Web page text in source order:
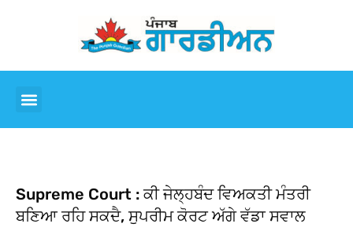
Supreme Court : ਕੀ ਜੇਲ੍ਹਬੰਦ ਵਿਅਕਤੀ ਮੰਤਰੀ
ਬਣਿਆ ਰਹਿ ਸਕਦੈ, ਸੁਪਰੀਮ ਕੋਰਟ ਅੱਗੇ ਵੱਡਾ ਸਵਾਲ